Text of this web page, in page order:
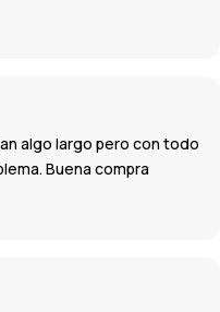
algo largo pero con todo
Buena compra